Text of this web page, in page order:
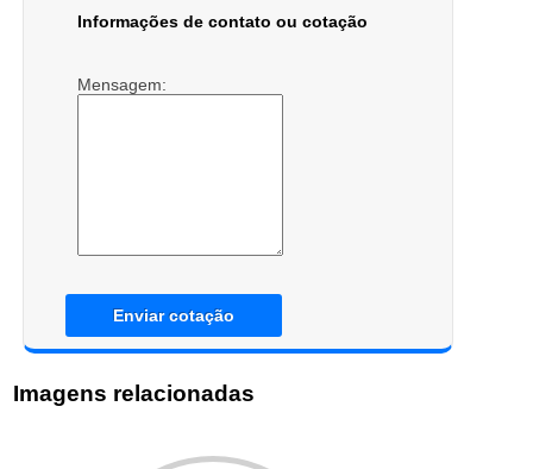
Informações de contato ou cotação
Mensagem:
Enviar cotação
Imagens relacionadas